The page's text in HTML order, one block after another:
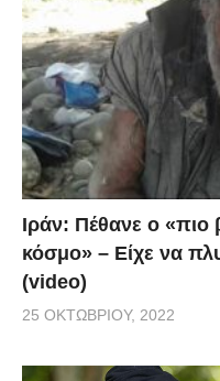
Ιράν: Πέθανε ο
κόσμο» – Είχε να
(video)
25 ΟΚΤΩΒΡΊΟΥ, 2022